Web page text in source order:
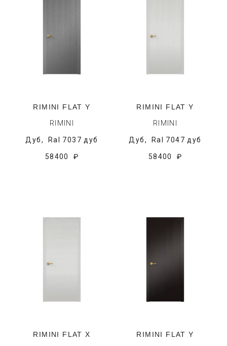
RIMINI FLAT Y
RIMINI
Дуб, Ral 7037 дуб
58400 ₽
RIMINI FLAT Y
RIMINI
Дуб, Ral 7047 дуб
58400 ₽
RIMINI FLAT X
RIMINI FLAT Y